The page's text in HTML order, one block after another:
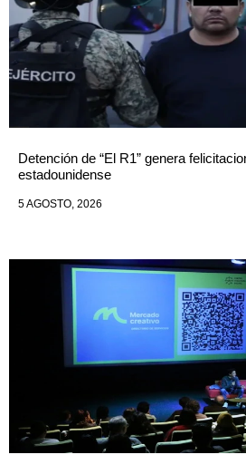
Detención de “El R1” genera
estadounidense
5 AGOSTO, 2026